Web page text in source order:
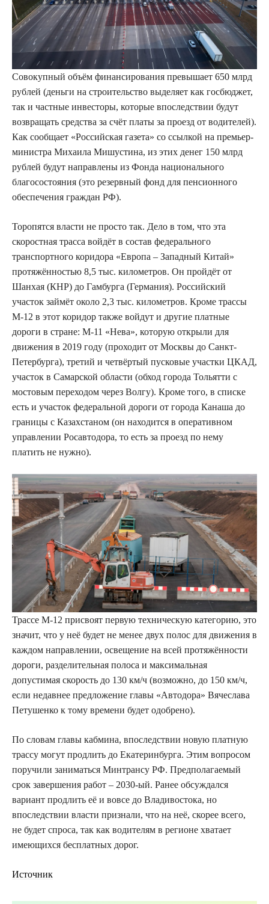
Совокупный объём финансирования превышает 650 млрд
рублей (деньги на строительство выделяет как госбюджет,
так и частные инвесторы, которые впоследствии будут
возвращать средства за счёт платы за проезд от водителей).
Как сообщает «Российская газета» со ссылкой на премьер-
министра Михаила Мишустина, из этих денег 150 млрд
рублей будут направлены из Фонда национального
благосостояния (это резервный фонд для пенсионного
обеспечения граждан РФ).
Торопятся власти не просто так. Дело в том, что эта
скоростная трасса войдёт в состав федерального
транспортного коридора «Европа – Западный Китай»
протяжённостью 8,5 тыс. километров. Он пройдёт от
Шанхая (КНР) до Гамбурга (Германия). Российский
участок займёт около 2,3 тыс. километров. Кроме трассы
М-12 в этот коридор также войдут и другие платные
дороги в стране: М-11 «Нева», которую открыли для
движения в 2019 году (проходит от Москвы до Санкт-
Петербурга), третий и четвёртый пусковые участки ЦКАД,
участок в Самарской области (обход города Тольятти с
мостовым переходом через Волгу). Кроме того, в списке
есть и участок федеральной дороги от города Канаша до
границы с Казахстаном (он находится в оперативном
управлении Росавтодора, то есть за проезд по нему
платить не нужно).
Трассе М-12 присвоят первую техническую категорию, это
значит, что у неё будет не менее двух полос для движения в
каждом направлении, освещение на всей протяжённости
дороги, разделительная полоса и максимальная
допустимая скорость до 130 км/ч (возможно, до 150 км/ч,
если недавнее предложение главы «Автодора» Вячеслава
Петушенко к тому времени будет одобрено).
По словам главы кабмина, впоследствии новую платную
трассу могут продлить до Екатеринбурга. Этим вопросом
поручили заниматься Минтрансу РФ. Предполагаемый
срок завершения работ – 2030-ый. Ранее обсуждался
вариант продлить её и вовсе до Владивостока, но
впоследствии власти признали, что на неё, скорее всего,
не будет спроса, так как водителям в регионе хватает
имеющихся бесплатных дорог.
Источник